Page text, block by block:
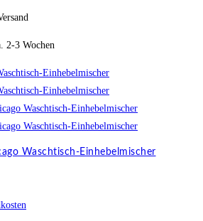
2-3 Wochen
Waschtisch-Einhebelmischer